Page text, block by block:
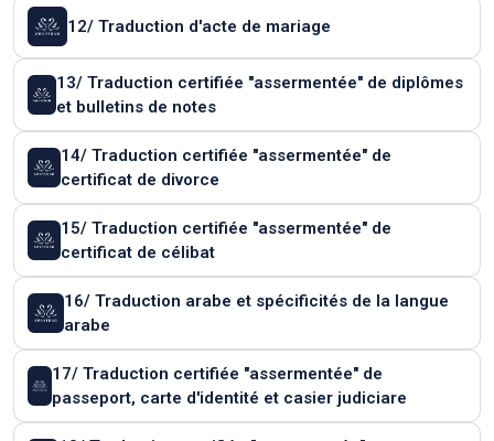
12/ Traduction d'acte de mariage
13/ Traduction certifiée "assermentée" de diplômes
et bulletins de notes
14/ Traduction certifiée "assermentée" de
certificat de divorce
15/ Traduction certifiée "assermentée" de
certificat de célibat
16/ Traduction arabe et spécificités de la langue
arabe
17/ Traduction certifiée "assermentée" de
passeport, carte d'identité et casier judiciare